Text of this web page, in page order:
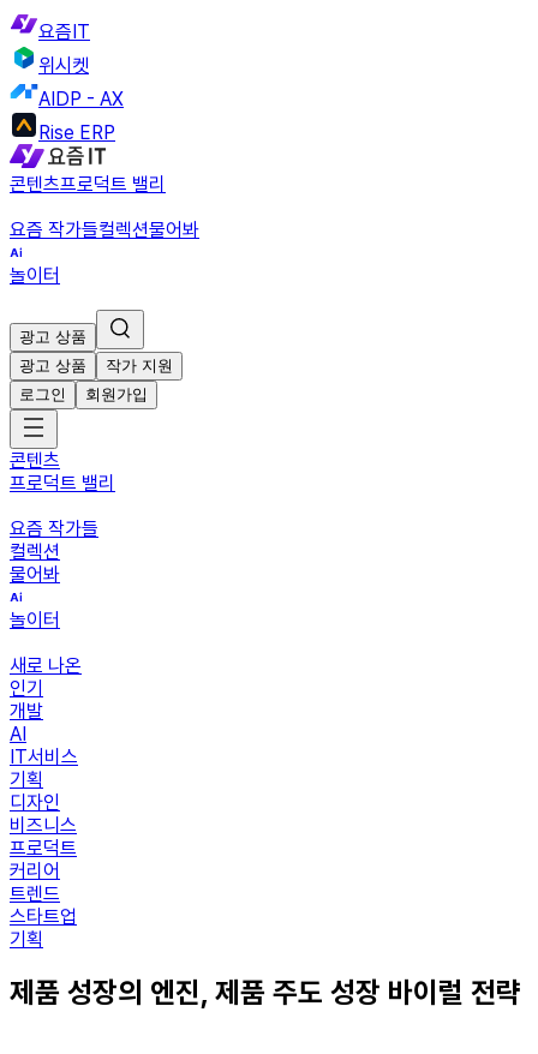
요즘IT
위시켓
AIDP - AX
Rise ERP
콘텐츠프로덕트 밸리
요즘 작가들컬렉션물어봐
놀이터
광고 상품
광고 상품
작가 지원
로그인
회원가입
콘텐츠
프로덕트 밸리
요즘 작가들
컬렉션
물어봐
놀이터
새로 나온
인기
개발
AI
IT서비스
기획
디자인
비즈니스
프로덕트
커리어
트렌드
스타트업
기획
제품 성장의 엔진, 제품 주도 성장 바이럴 전략